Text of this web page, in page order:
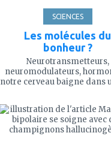
SCIENCES
Les molécules du
bonheur ?
Neurotransmetteurs,
neuromodulateurs,
notre cerveau baigne dans
à
mes
favoris